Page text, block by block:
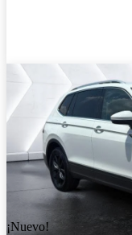
¡Nuevo!